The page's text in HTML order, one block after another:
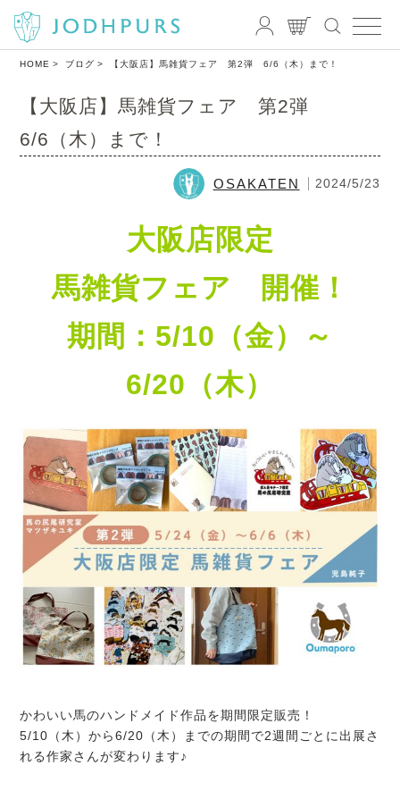
HOME ブログ 【大阪店】馬雑貨フェア 第2弾 6/6（木）まで！
【大阪店】馬雑貨フェア 第2弾
6/6（木）まで！
OSAKATEN 2024/5/23
大阪店限定
馬雑貨フェア 開催！
期間：5/10（金）～
6/20（木）
かわいい馬のハンドメイド作品を期間限定販売！
5/10（木）から6/20（木）までの期間で2週間ごとに出展さ
れる作家さんが変わります♪